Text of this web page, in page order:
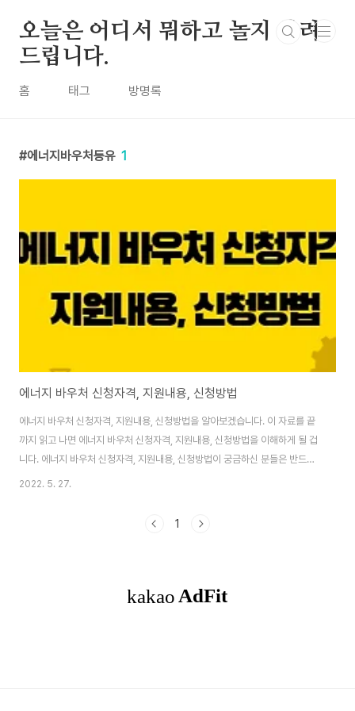
오늘은 어디서 뭐하고 놀지 알려
드립니다.
홈 태그 방명록
에너지바우처등유 1
에너지 바우처 신청자격, 지원내용, 신청방법
에너지 바우처 신청자격, 지원내용, 신청방법을 알아보겠습니다. 이 자료를 끝
까지 읽고 나면 에너지 바우처 신청자격, 지원내용, 신청방법을 이해하게 될 겁
니다. 에너지 바우처 신청자격, 지원내용, 신청방법이 궁금하신 분들은 반드시
모두 읽어주세요. 아래의 문서에서 정보를 드리겠습니다. 국민 모두가 시원한
구입할 수 있도록 지원하는 제도인 에너지 바우처 지원사업 신청기간이 돌아왔
2022. 5. 27.
1